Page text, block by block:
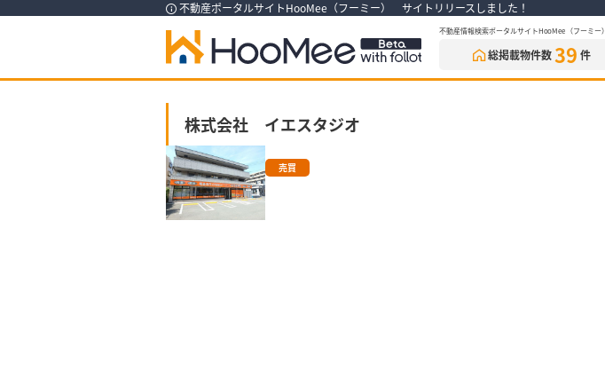
不動産ポータルサイトHooMee（フーミー） サイトリリースしました！
不動産情報検索ポータルサイトHooMee（フーミー）
総掲載物件数39 件
株式会社 イエスタジオ
売買